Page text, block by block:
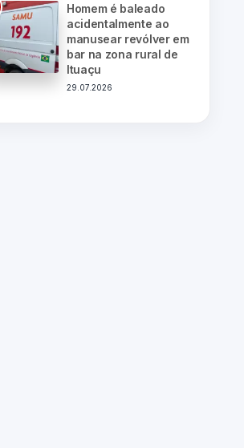
Homem é baleado
acidentalmente ao
manusear revólver em
bar na zona rural de
Ituaçu
29.07.2026